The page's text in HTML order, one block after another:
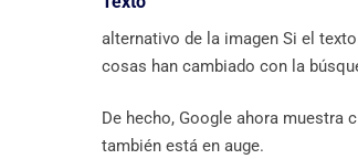
alternativo de la imagen Si el
cosas han cambiado con la
De hecho, Google ahora muestra
también está en auge.